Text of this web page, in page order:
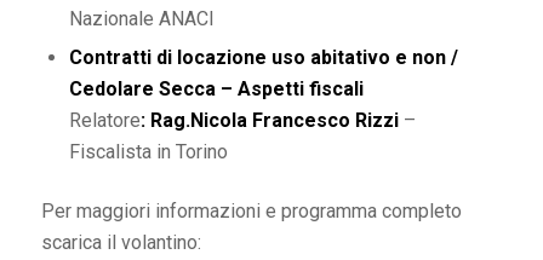
Nazionale ANACI
Contratti di locazione uso abitativo e non /
Cedolare Secca – Aspetti fiscali
Relatore: Rag.Nicola Francesco Rizzi –
Fiscalista in Torino
Per maggiori informazioni e programma completo
scarica il volantino: